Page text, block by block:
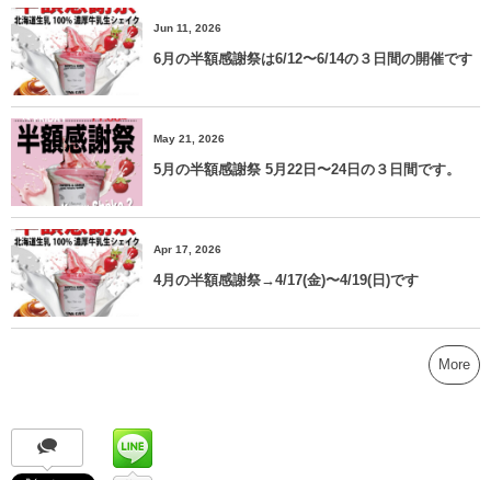
Jun 11, 2026
6月の半額感謝祭は6/12〜6/14の３日間の開催です
May 21, 2026
5月の半額感謝祭 5月22日〜24日の３日間です。
Apr 17, 2026
4月の半額感謝祭→4/17(金)〜4/19(日)です
More